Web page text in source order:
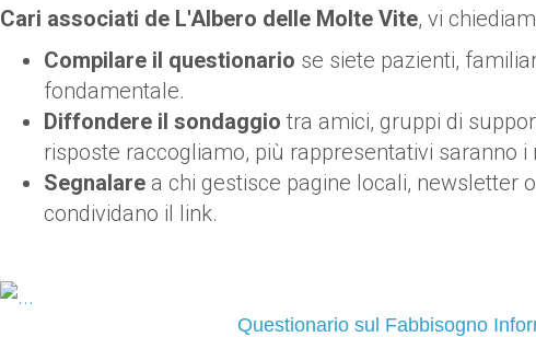
Cari associati de L'Albero delle Molte Vite, vi
Compilare il questionario se siete pazienti,
fondamentale.
Diffondere il sondaggio tra amici, gruppi di
risposte raccogliamo, più rappresentativi saranno i
Segnalare a chi gestisce pagine locali, newsletter
condividano il link.
Questionario sul Fabbisogno